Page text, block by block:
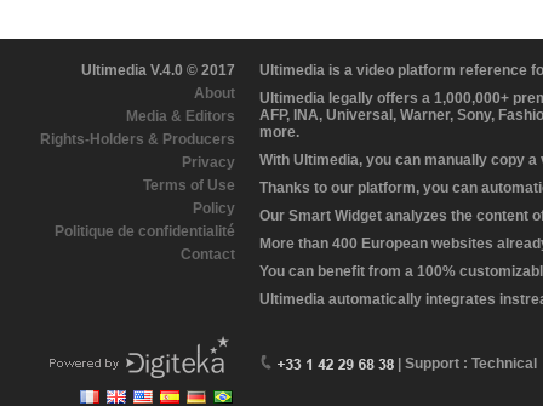
Ultimedia V.4.0 © 2017
About
Media & Editors
Rights-Holders & Producers
Privacy
Terms of Use
Policy
Politique de confidentialité
Contact
Ultimedia is a video platform reference
Ultimedia legally offers a 1,000,000+
AFP, INA, Universal, Warner, Sony,
more.
With Ultimedia, you can manually copy
Thanks to our platform, you can
Our Smart Widget analyzes the content
More than 400 European websites
You can benefit from a 100%
Ultimedia automatically integrates
| Support : Technical